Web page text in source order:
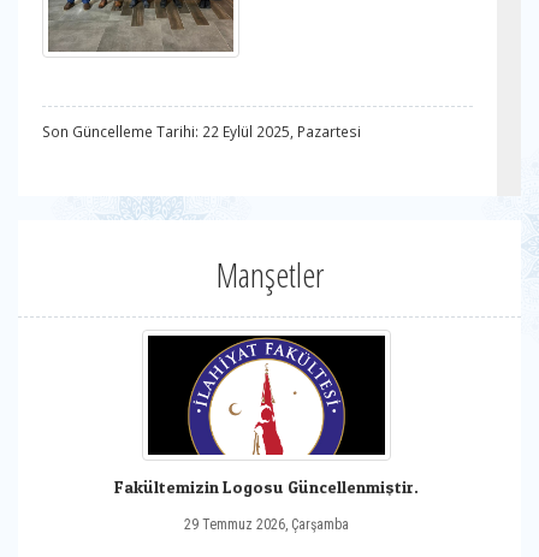
Son Güncelleme Tarihi: 22 Eylül 2025, Pazartesi
Manşetler
Fakültemizin Logosu Güncellenmiştir.
29 Temmuz 2026, Çarşamba